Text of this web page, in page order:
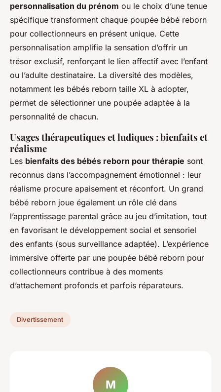
personnalisation du prénom ou le choix d’une tenue
spécifique transforment chaque poupée bébé reborn
pour collectionneurs en présent unique. Cette
personnalisation amplifie la sensation d’offrir un
trésor exclusif, renforçant le lien affectif avec l’enfant
ou l’adulte destinataire. La diversité des modèles,
notamment les bébés reborn taille XL à adopter,
permet de sélectionner une poupée adaptée à la
personnalité de chacun.
Usages thérapeutiques et ludiques : bienfaits et
réalisme
Les bienfaits des bébés reborn pour thérapie sont
reconnus dans l’accompagnement émotionnel : leur
réalisme procure apaisement et réconfort. Un grand
bébé reborn joue également un rôle clé dans
l’apprentissage parental grâce au jeu d’imitation, tout
en favorisant le développement social et sensoriel
des enfants (sous surveillance adaptée). L’expérience
immersive offerte par une poupée bébé reborn pour
collectionneurs contribue à des moments
d’attachement profonds et parfois réparateurs.
Divertissement
M